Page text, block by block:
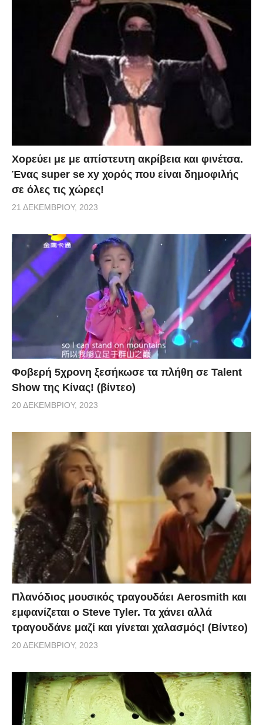
Χορεύει με με απίστευτη ακρίβεια και φινέτσα.
Ένας super se xy χορός που είναι δημοφιλής
σε όλες τις χώρες!
21 ΔΕΚΕΜΒΡΊΟΥ, 2023
Φοβερή 5χρονη ξεσήκωσε τα πλήθη σε Talent
Show της Κίνας! (βίντεο)
20 ΔΕΚΕΜΒΡΊΟΥ, 2023
Πλανόδιος μουσικός τραγουδάει Aerosmith και
εμφανίζεται ο Steve Tyler. Τα χάνει αλλά
τραγουδάνε μαζί και γίνεται χαλασμός! (Βίντεο)
20 ΔΕΚΕΜΒΡΊΟΥ, 2023